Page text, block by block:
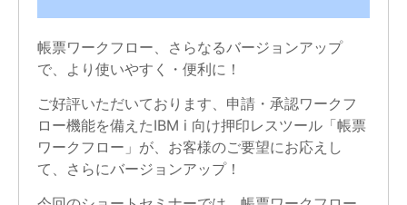
帳票ワークフロー、さらなるバージョンアップ
で、より使いやすく・便利に！
ご好評いただいております、申請・承認ワークフ
ロー機能を備えたIBM i 向け押印レスツール「帳票
ワークフロー」が、お客様のご要望にお応えし
て、さらにバージョンアップ！